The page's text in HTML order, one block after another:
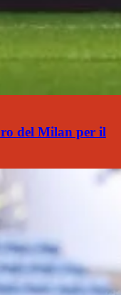
del Milan per il